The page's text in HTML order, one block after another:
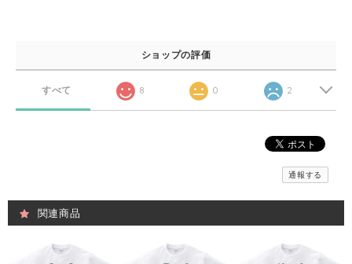
ショップの評価
すべて 8 0 2
通報する
関連商品